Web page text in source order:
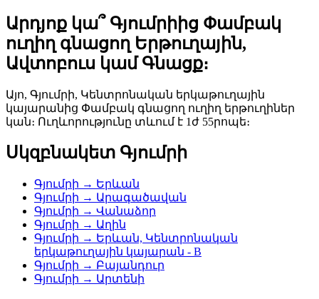
Արդյոք կա՞ Գյումրիից Փամբակ
ուղիղ գնացող Երթուղային,
Ավտոբուս կամ Գնացք։
Այո, Գյումրի, Կենտրոնական երկաթուղային
կայարանից Փամբակ գնացող ուղիղ երթուղիներ
կան։ Ուղևորությունը տևում է 1ժ 55րոպե։
Սկզբնակետ Գյումրի
Գյումրի → Երևան
Գյումրի → Արագածավան
Գյումրի → Վանաձոր
Գյումրի → Աղին
Գյումրի → Երևան, Կենտրոնական
երկաթուղային կայարան - B
Գյումրի → Բայանդուր
Գյումրի → Արտենի